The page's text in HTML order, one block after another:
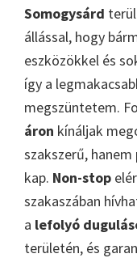
Somogysárd
állással, hogy
eszközökkel és
így a
megszüntetem.
áron kínáljak
szakszerű,
kap. Non-stop
szakaszában
a lefolyó
területén, és